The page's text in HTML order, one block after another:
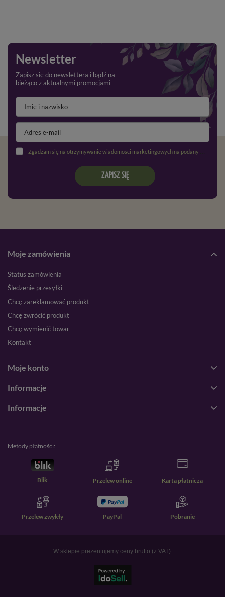
Newsletter
Zapisz się do newslettera i bądź na
bieżąco z aktualnymi promocjami
Zgadzam się na otrzymywanie wiadomości marketingowych na podany adres e-mail oraz przetwarzanie danych osobowych zgodnie z
ZAPISZ SIĘ
Moje zamówienia
Status zamówienia
Śledzenie przesyłki
Chcę zareklamować produkt
Chcę zwrócić produkt
Chcę wymienić towar
Kontakt
Moje konto
Informacje
Informacje
Metody płatności:
Blik Przelew online Karta płatnicza
Przelew zwykły PayPal Pobranie
W sklepie prezentujemy ceny brutto (z VAT).